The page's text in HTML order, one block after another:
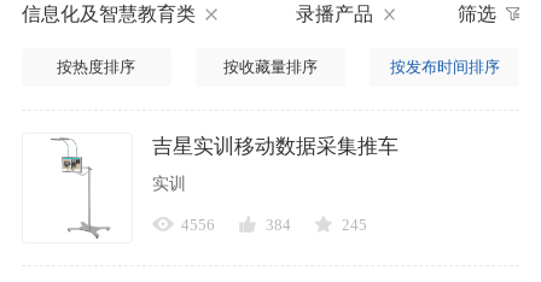
信息化及智慧教育类 录播产品 筛选
按热度排序 按收藏量排序 按发布时间排序
吉星实训移动数据采集推车
实训
4556 384 245